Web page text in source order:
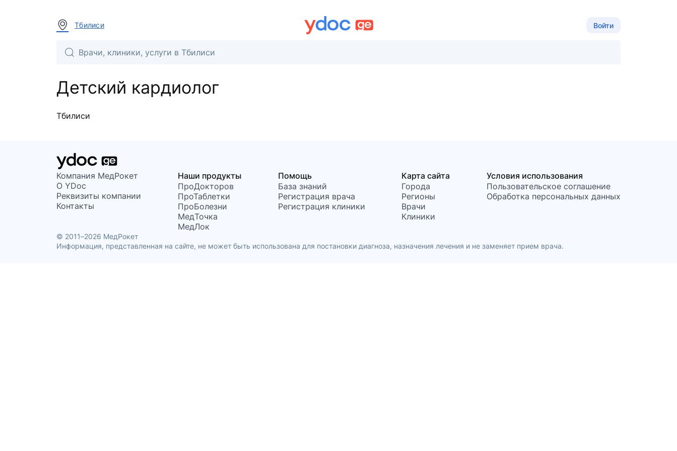
Тбилиси Войти
Детский кардиолог
Тбилиси
Компания МедРокет
О YDoc
Реквизиты компании
Контакты
Наши продукты
ПроДокторов
ПроТаблетки
ПроБолезни
МедТочка
МедЛок
Помощь
База знаний
Регистрация врача
Регистрация клиники
Карта сайта
Города
Регионы
Врачи
Клиники
Условия использования
Пользовательское соглашение
Обработка персональных данных
© 2011–2026 МедРокет
Информация, представленная на сайте, не может быть использована для постановки диагноза, назначения лечения и не заменяет прием врача.